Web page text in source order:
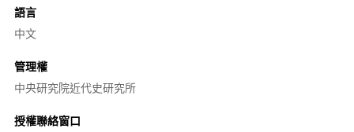
語言
中文
管理權
中央研究院近代史研究所
授權聯絡窗口